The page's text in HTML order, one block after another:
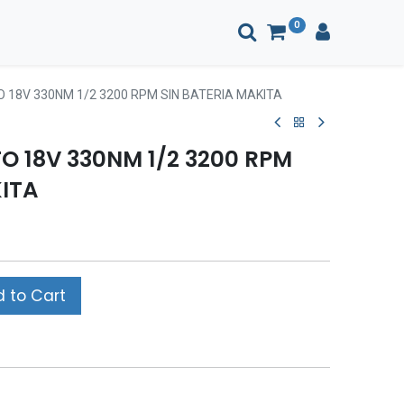
0
18V 330NM 1/2 3200 RPM SIN BATERIA MAKITA
18V 330NM 1/2 3200 RPM
to Cart